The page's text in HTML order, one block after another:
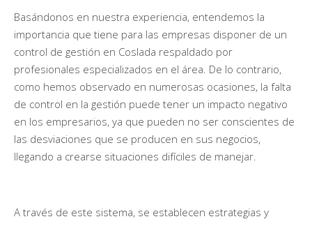
Basándonos en nuestra experiencia, entendemos la
importancia que tiene para las empresas disponer de un
control de gestión en Coslada respaldado por
profesionales especializados en el área. De lo contrario,
como hemos observado en numerosas ocasiones, la falta
de control en la gestión puede tener un impacto negativo
en los empresarios, ya que pueden no ser conscientes de
las desviaciones que se producen en sus negocios,
llegando a crearse situaciones difíciles de manejar.
A través de este sistema, se establecen estrategias y